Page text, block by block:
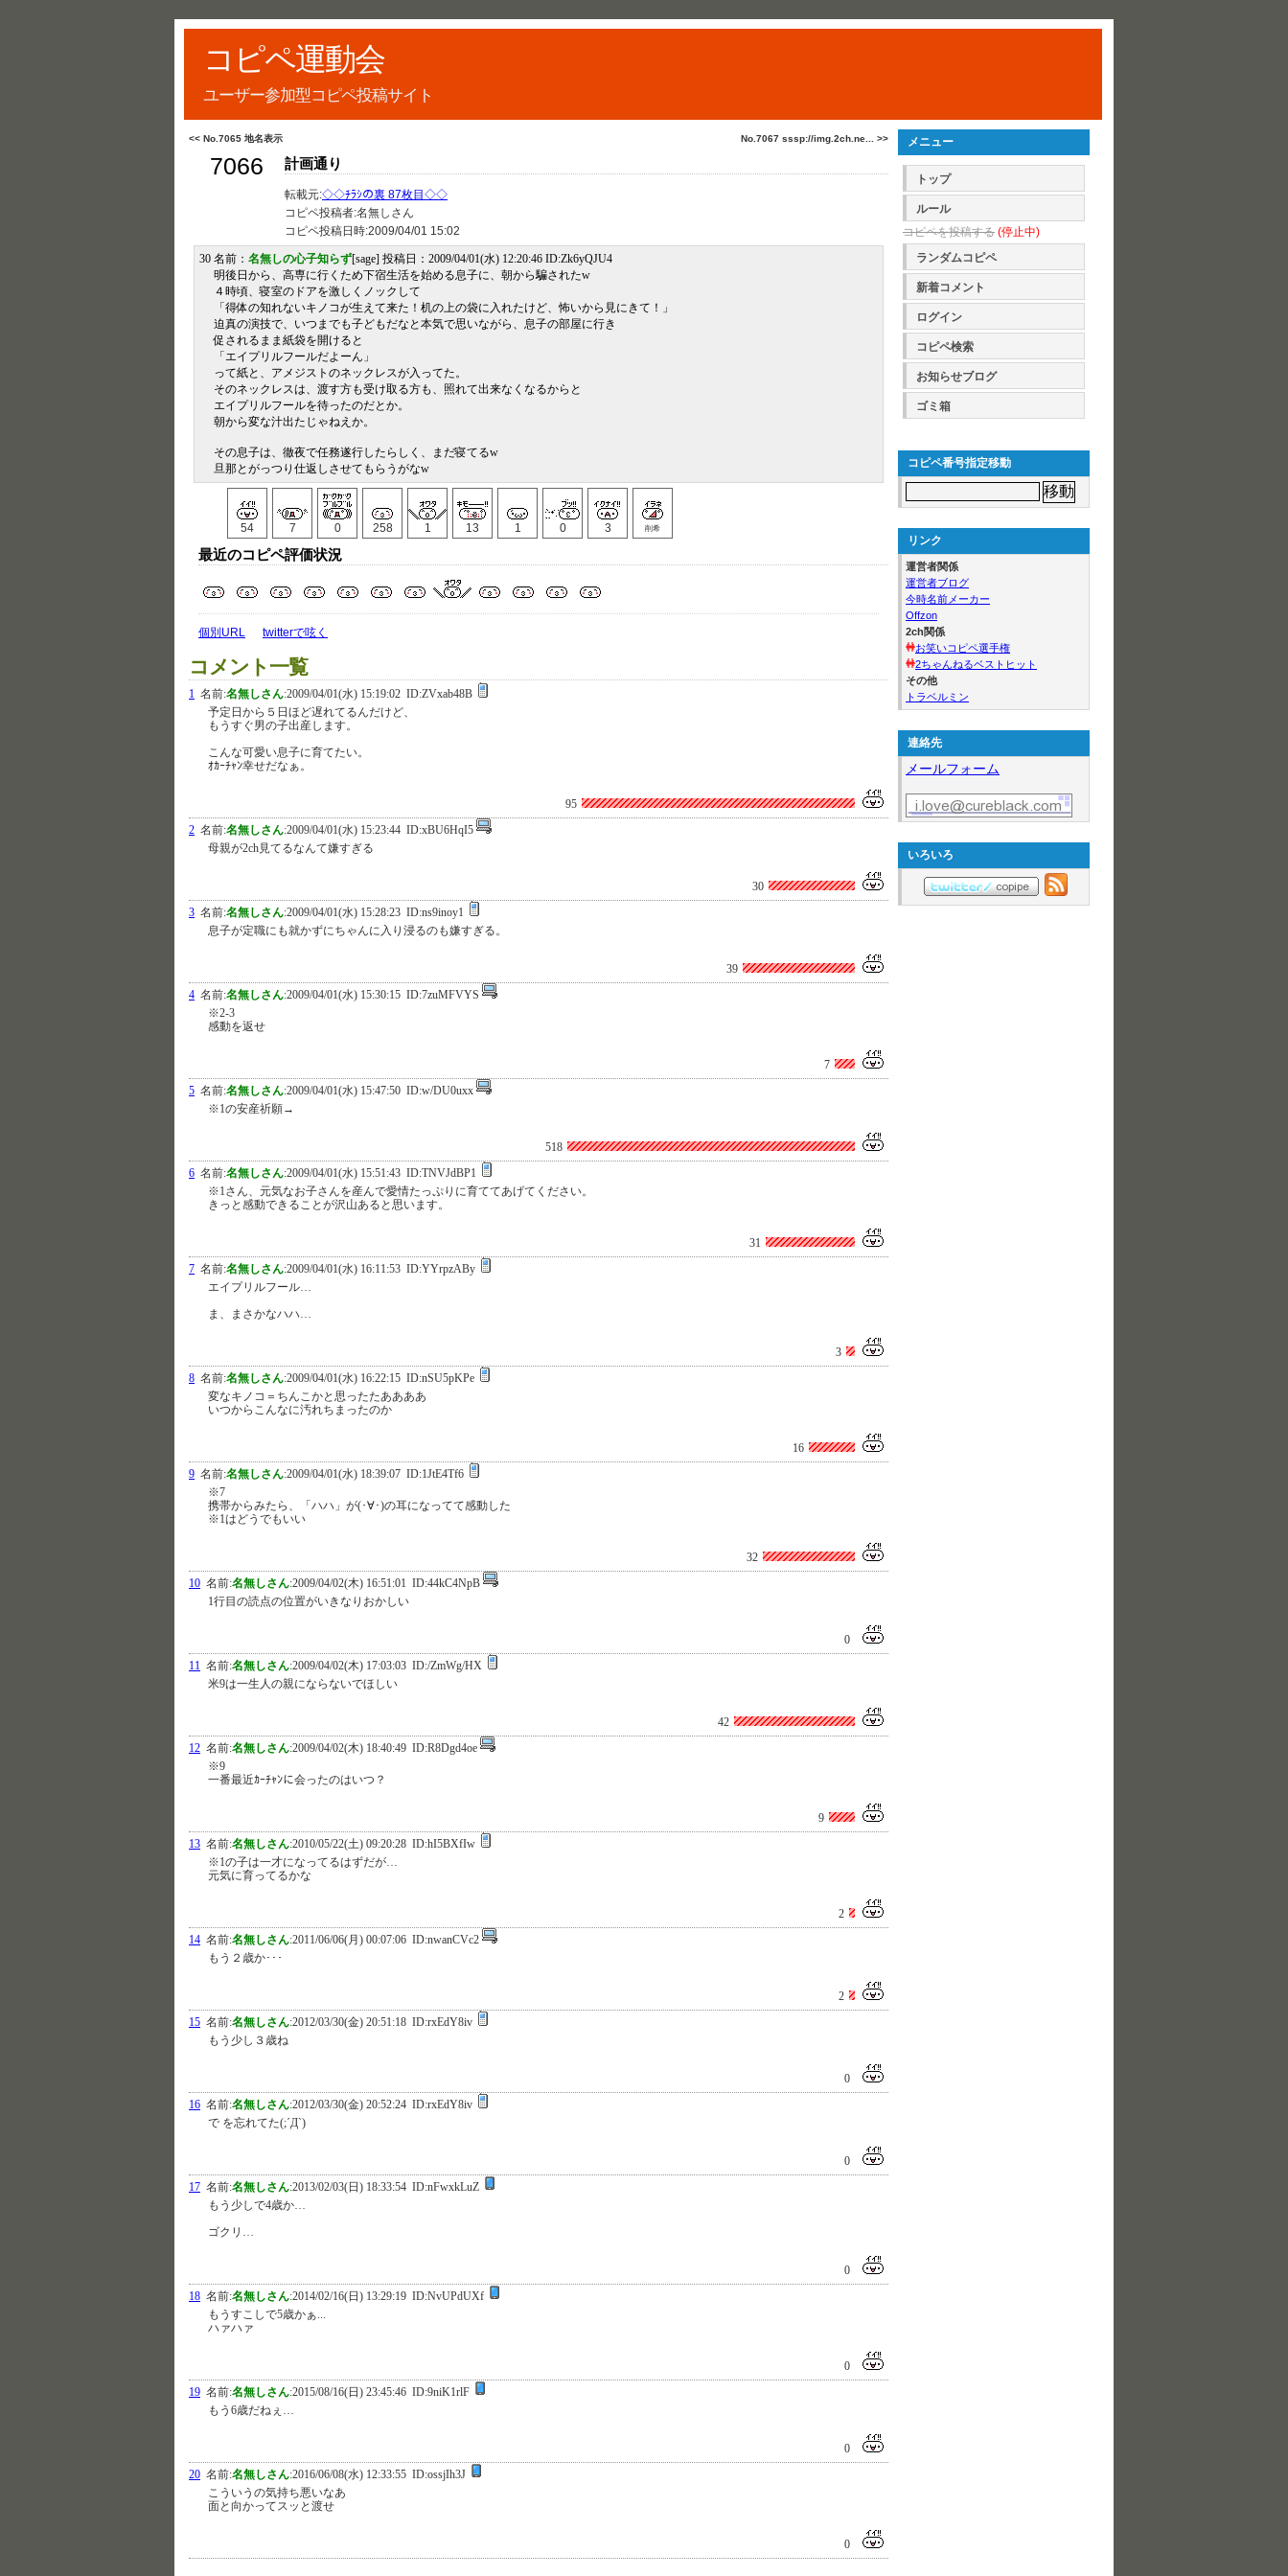
コピペ運動会
ユーザー参加型コピペ投稿サイト
No.7067 sssp://img.2ch.ne... >>
<< No.7065 地名表示
7066 計画通り
転載元:◇◇ﾁﾗｼの裏 87枚目◇◇
コピペ投稿者:名無しさん
コピペ投稿日時:2009/04/01 15:02
30 名前： 名無しの心子知らず[sage] 投稿日：2009/04/01(水) 12:20:46 ID:Zk6yQJU4
明後日から、高専に行くため下宿生活を始める息子に、朝から騙されたw
４時頃、寝室のドアを激しくノックして
「得体の知れないキノコが生えて来た！机の上の袋に入れたけど、怖いから見にきて！」
迫真の演技で、いつまでも子どもだなと本気で思いながら、息子の部屋に行き
促されるまま紙袋を開けると
「エイプリルフールだよーん」
って紙と、アメジストのネックレスが入ってた。
そのネックレスは、渡す方も受け取る方も、照れて出来なくなるからと
エイプリルフールを待ったのだとか。
朝から変な汁出たじゃねえか。
その息子は、徹夜で任務遂行したらしく、まだ寝てるw
旦那とがっつり仕返しさせてもらうがなw
54 7 0 258 1 13 1 0 3 削希
最近のコピペ評価状況
個別URL twitterで呟く
コメント一覧
1 名前:名無しさん:2009/04/01(水) 15:19:02 ID:ZVxab48B
予定日から５日ほど遅れてるんだけど、
もうすぐ男の子出産します。
こんな可愛い息子に育てたい。
ｵｶｰﾁｬﾝ幸せだなぁ。
95
2 名前:名無しさん:2009/04/01(水) 15:23:44 ID:xBU6HqI5
母親が2ch見てるなんて嫌すぎる
30
3 名前:名無しさん:2009/04/01(水) 15:28:23 ID:ns9inoy1
息子が定職にも就かずにちゃんに入り浸るのも嫌すぎる。
39
4 名前:名無しさん:2009/04/01(水) 15:30:15 ID:7zuMFVYS
※2-3
感動を返せ
7
5 名前:名無しさん:2009/04/01(水) 15:47:50 ID:w/DU0uxx
※1の安産祈願→
518
6 名前:名無しさん:2009/04/01(水) 15:51:43 ID:TNVJdBP1
※1さん、元気なお子さんを産んで愛情たっぷりに育ててあげてください。
きっと感動できることが沢山あると思います。
31
7 名前:名無しさん:2009/04/01(水) 16:11:53 ID:YYrpzABy
エイプリルフール…
ま、まさかなハハ…
3
8 名前:名無しさん:2009/04/01(水) 16:22:15 ID:nSU5pKPe
変なキノコ＝ちんこかと思ったたああああ
いつからこんなに汚れちまったのか
16
9 名前:名無しさん:2009/04/01(水) 18:39:07 ID:1JtE4Tf6
※7
携帯からみたら、「ハハ」が(･∀･)の耳になってて感動した
※1はどうでもいい
32
10 名前:名無しさん:2009/04/02(木) 16:51:01 ID:44kC4NpB
1行目の読点の位置がいきなりおかしい
0
11 名前:名無しさん:2009/04/02(木) 17:03:03 ID:/ZmWg/HX
米9は一生人の親にならないでほしい
42
12 名前:名無しさん:2009/04/02(木) 18:40:49 ID:R8Dgd4oe
※9
一番最近ｶｰﾁｬﾝに会ったのはいつ？
9
13 名前:名無しさん:2010/05/22(土) 09:20:28 ID:hI5BXfIw
※1の子は一才になってるはずだが…
元気に育ってるかな
2
14 名前:名無しさん:2011/06/06(月) 00:07:06 ID:nwanCVc2
もう２歳か･･･
2
15 名前:名無しさん:2012/03/30(金) 20:51:18 ID:rxEdY8iv
もう少し３歳ね
0
16 名前:名無しさん:2012/03/30(金) 20:52:24 ID:rxEdY8iv
で を忘れてた(;´Д`)
0
17 名前:名無しさん:2013/02/03(日) 18:33:54 ID:nFwxkLuZ
もう少しで4歳か…
ゴクリ…
0
18 名前:名無しさん:2014/02/16(日) 13:29:19 ID:NvUPdUXf
もうすこしで5歳かぁ...
ハァハァ
0
19 名前:名無しさん:2015/08/16(日) 23:45:46 ID:9niK1rlF
もう6歳だねぇ…
0
20 名前:名無しさん:2016/06/08(水) 12:33:55 ID:ossjIh3J
こういうの気持ち悪いなあ
面と向かってスッと渡せ
0
メニュー
トップ
ルール
コピペを投稿する (停止中)
ランダムコピペ
新着コメント
ログイン
コピペ検索
お知らせブログ
ゴミ箱
コピペ番号指定移動
リンク
運営者関係
運営者ブログ
今時名前メーカー
Offzon
2ch関係
お笑いコピペ選手権
2ちゃんねるベストヒット
その他
トラベルミン
連絡先
メールフォーム
いろいろ